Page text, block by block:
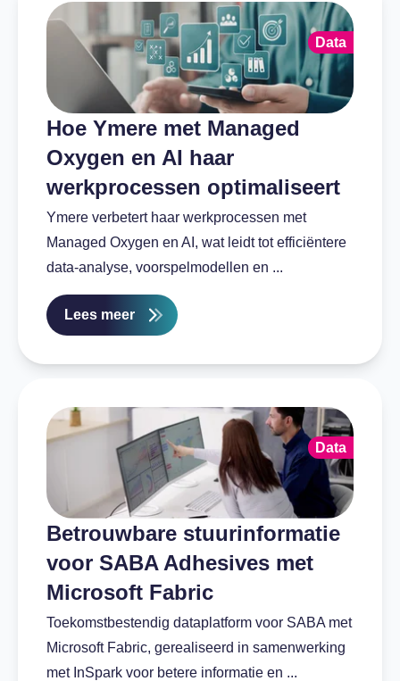
Hoe Ymere met Managed
Oxygen en AI haar
werkprocessen optimaliseert
Ymere verbetert haar werkprocessen met
Managed Oxygen en AI, wat leidt tot efficiëntere
data-analyse, voorspelmodellen en ...
Lees meer
Data
Betrouwbare stuurinformatie
voor SABA Adhesives met
Microsoft Fabric
Toekomstbestendig dataplatform voor SABA met
Microsoft Fabric, gerealiseerd in samenwerking
met InSpark voor betere informatie en ...
Data